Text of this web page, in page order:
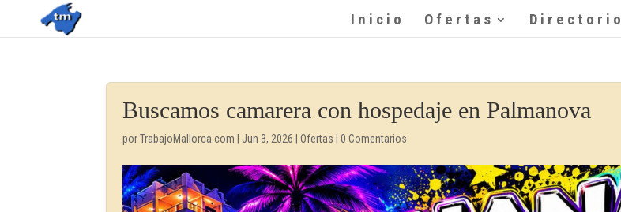
Inicio Ofertas Directorio
Buscamos camarera con hospedaje en Palmanova
porTrabajoMallorca.com Jun 3, 2026 |Ofertas |0 Comentarios